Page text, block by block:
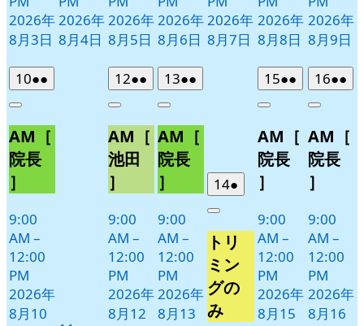
2026年
8月3日
2026年
8月4日
2026年
8月5日
2026年
8月6日
2026年
8月7日
2026年
8月8日
2026年
8月9日
102026
年
月
10
日
●●
件
イ
ト)
Close
AM［
院長
］
9:00
AM –
12:00
PM
2026年
8月10
122026
年
月
12
日
●●
件
イ
ベ
ト)
Close
AM［
池田
］
9:00
AM –
12:00
PM
2026年
8月12
132026
年
月
13
日
●●
件
イ
ン
ト)
Close
AM［
院長
］
9:00
AM –
12:00
PM
2026年
8月13
142026
年
月
14
日
●
件
ベ
ン
ト)
Close
トリ
ミン
グの
み
152026
年
月
15
日
●●
件
イ
ベ
ト)
Close
AM［
院長
］
9:00
AM –
12:00
PM
2026年
8月15
162026
年
月
16
日
●●
件
イ
Close
AM［
院長
］
9:00
AM –
12:00
PM
2026年
8月16